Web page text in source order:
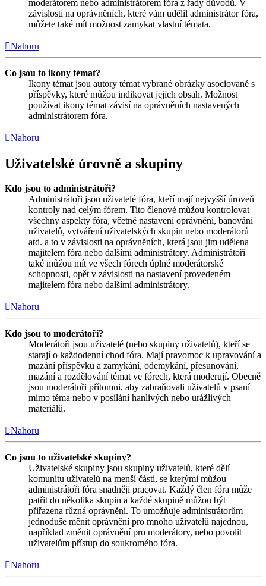
moderátorem nebo administrátorem fóra z řady důvodů. V
závislosti na oprávněních, které vám udělil administrátor fóra,
můžete také mít možnost zamykat vlastní témata.
Nahoru
Co jsou to ikony témat?
Ikony témat jsou autory témat vybrané obrázky asociované s
příspěvky, které můžou indikovat jejich obsah. Možnost
používat ikony témat závisí na oprávněních nastavených
administrátorem fóra.
Nahoru
Uživatelské úrovně a skupiny
Kdo jsou to administrátoři?
Administrátoři jsou uživatelé fóra, kteří mají nejvyšší úroveň
kontroly nad celým fórem. Tito členové můžou kontrolovat
všechny aspekty fóra, včetně nastavení oprávnění, banování
uživatelů, vytváření uživatelských skupin nebo moderátorů
atd. a to v závislosti na oprávněních, která jsou jim udělena
majitelem fóra nebo dalšími administrátory. Administrátoři
také můžou mít ve všech fórech úplné moderátorské
schopnosti, opět v závislosti na nastavení provedeném
majitelem fóra nebo dalšími administrátory.
Nahoru
Kdo jsou to moderátoři?
Moderátoři jsou uživatelé (nebo skupiny uživatelů), kteří se
starají o každodenní chod fóra. Mají pravomoc k upravování a
mazání příspěvků a zamykání, odemykání, přesunování,
mazání a rozdělování témat ve fórech, která moderují. Obecně
jsou moderátoři přítomni, aby zabraňovali uživatelů v psaní
mimo téma nebo v posílání hanlivých nebo urážlivých
materiálů.
Nahoru
Co jsou to uživatelské skupiny?
Uživatelské skupiny jsou skupiny uživatelů, které dělí
komunitu uživatelů na menší části, se kterými můžou
administrátoři fóra snadněji pracovat. Každý člen fóra může
patřit do několika skupin a každé skupině můžou být
přiřazena různá oprávnění. To umožňuje administrátorům
jednoduše měnit oprávnění pro mnoho uživatelů najednou,
například změnit oprávnění pro moderátory, nebo povolit
uživatelům přístup do soukromého fóra.
Nahoru